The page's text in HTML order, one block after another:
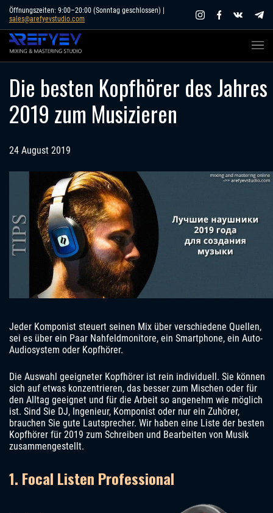
Skip
content
Öffnungszeiten: 9:00–20:00 (Sonntag geschlossen) |
sales@arefyevstudio.com
Die besten Kopfhörer des Jahres
2019 zum Musizieren
24 August 2019
Jeder Komponist steuert seinen Mix über verschiedene Quellen,
sei es über ein Paar Nahfeldmonitore, ein Smartphone, ein Auto-
Audiosystem oder Kopfhörer.
Die Auswahl geeigneter Kopfhörer ist rein individuell. Sie können
sich auf etwas konzentrieren, das besser zum Mischen oder für
den Alltag geeignet und für die Arbeit so angenehm wie möglich
ist. Sind Sie DJ, Ingenieur, Komponist oder nur ein Zuhörer,
brauchen Sie gute Lautsprecher. Wir haben eine Liste der besten
Kopfhörer für 2019 zum Schreiben und Bearbeiten von Musik
zusammengestellt.
1. Focal Listen Professional